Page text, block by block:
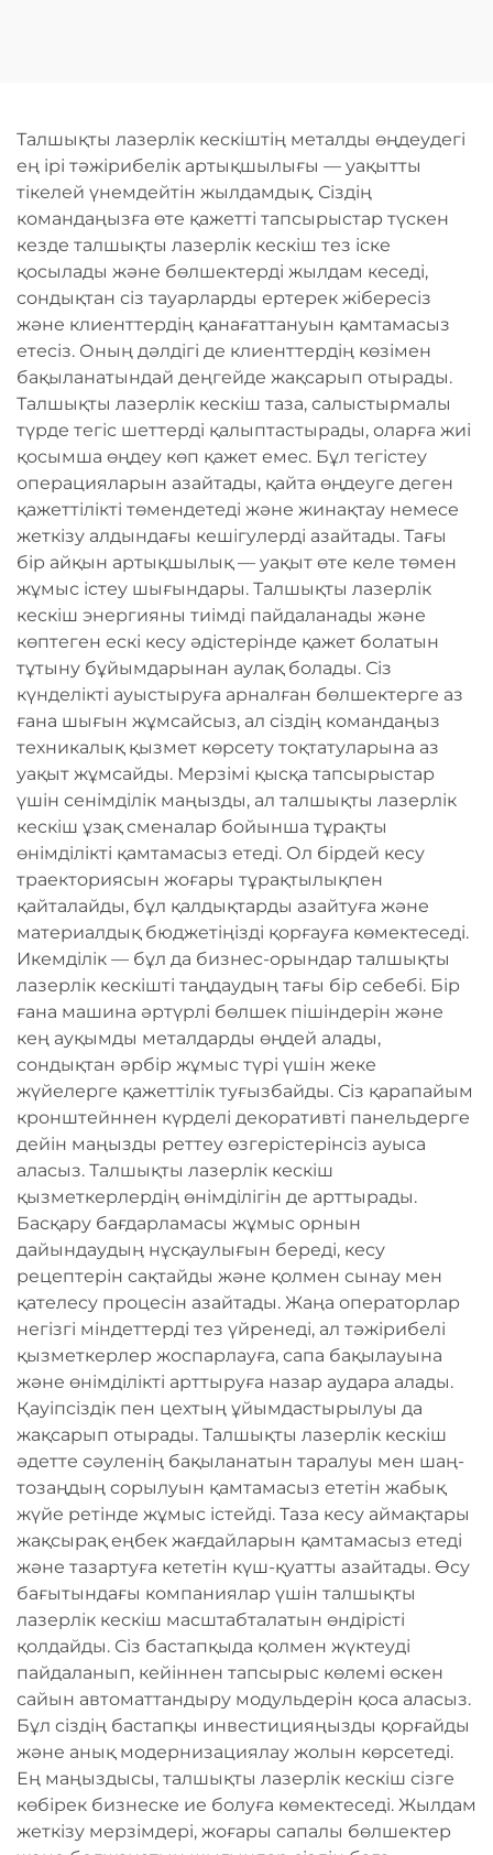
Талшықты лазерлік кескіштің металды өңдеудегі
ең ірі тәжірибелік артықшылығы — уақытты
тікелей үнемдейтін жылдамдық. Сіздің
командаңызға өте қажетті тапсырыстар түскен
кезде талшықты лазерлік кескіш тез іске
қосылады және бөлшектерді жылдам кеседі,
сондықтан сіз тауарларды ертерек жібересіз
және клиенттердің қанағаттануын қамтамасыз
етесіз. Оның дәлдігі де клиенттердің көзімен
бақыланатындай деңгейде жақсарып отырады.
Талшықты лазерлік кескіш таза, салыстырмалы
түрде тегіс шеттерді қалыптастырады, оларға жиі
қосымша өңдеу көп қажет емес. Бұл тегістеу
операцияларын азайтады, қайта өңдеуге деген
қажеттілікті төмендетеді және жинақтау немесе
жеткізу алдындағы кешігулерді азайтады. Тағы
бір айқын артықшылық — уақыт өте келе төмен
жұмыс істеу шығындары. Талшықты лазерлік
кескіш энергияны тиімді пайдаланады және
көптеген ескі кесу әдістерінде қажет болатын
тұтыну бұйымдарынан аулақ болады. Сіз
күнделікті ауыстыруға арналған бөлшектерге аз
ғана шығын жұмсайсыз, ал сіздің командаңыз
техникалық қызмет көрсету тоқтатуларына аз
уақыт жұмсайды. Мерзімі қысқа тапсырыстар
үшін сенімділік маңызды, ал талшықты лазерлік
кескіш ұзақ сменалар бойынша тұрақты
өнімділікті қамтамасыз етеді. Ол бірдей кесу
траекториясын жоғары тұрақтылықпен
қайталайды, бұл қалдықтарды азайтуға және
материалдық бюджетіңізді қорғауға көмектеседі.
Икемділік — бұл да бизнес-орындар талшықты
лазерлік кескішті таңдаудың тағы бір себебі. Бір
ғана машина әртүрлі бөлшек пішіндерін және
кең ауқымды металдарды өңдей алады,
сондықтан әрбір жұмыс түрі үшін жеке
жүйелерге қажеттілік туғызбайды. Сіз қарапайым
кронштейннен күрделі декоративті панельдерге
дейін маңызды реттеу өзгерістерінсіз ауыса
аласыз. Талшықты лазерлік кескіш
қызметкерлердің өнімділігін де арттырады.
Басқару бағдарламасы жұмыс орнын
дайындаудың нұсқаулығын береді, кесу
рецептерін сақтайды және қолмен сынау мен
қателесу процесін азайтады. Жаңа операторлар
негізгі міндеттерді тез үйренеді, ал тәжірибелі
қызметкерлер жоспарлауға, сапа бақылауына
және өнімділікті арттыруға назар аудара алады.
Қауіпсіздік пен цехтың ұйымдастырылуы да
жақсарып отырады. Талшықты лазерлік кескіш
әдетте сәуленің бақыланатын таралуы мен шаң-
тозаңдың сорылуын қамтамасыз ететін жабық
жүйе ретінде жұмыс істейді. Таза кесу аймақтары
жақсырақ еңбек жағдайларын қамтамасыз етеді
және тазартуға кететін күш-қуатты азайтады. Өсу
бағытындағы компаниялар үшін талшықты
лазерлік кескіш масштабталатын өндірісті
қолдайды. Сіз бастапқыда қолмен жүктеуді
пайдаланып, кейіннен тапсырыс көлемі өскен
сайын автоматтандыру модульдерін қоса аласыз.
Бұл сіздің бастапқы инвестицияңызды қорғайды
және анық модернизациялау жолын көрсетеді.
Ең маңыздысы, талшықты лазерлік кескіш сізге
көбірек бизнеске ие болуға көмектеседі. Жылдам
жеткізу мерзімдері, жоғары сапалы бөлшектер